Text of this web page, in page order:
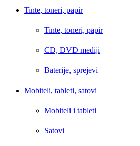
Tinte, toneri, papir
Tinte, toneri, papir
CD, DVD mediji
Baterije, sprejevi
Mobiteli, tableti, satovi
Mobiteli i tableti
Satovi